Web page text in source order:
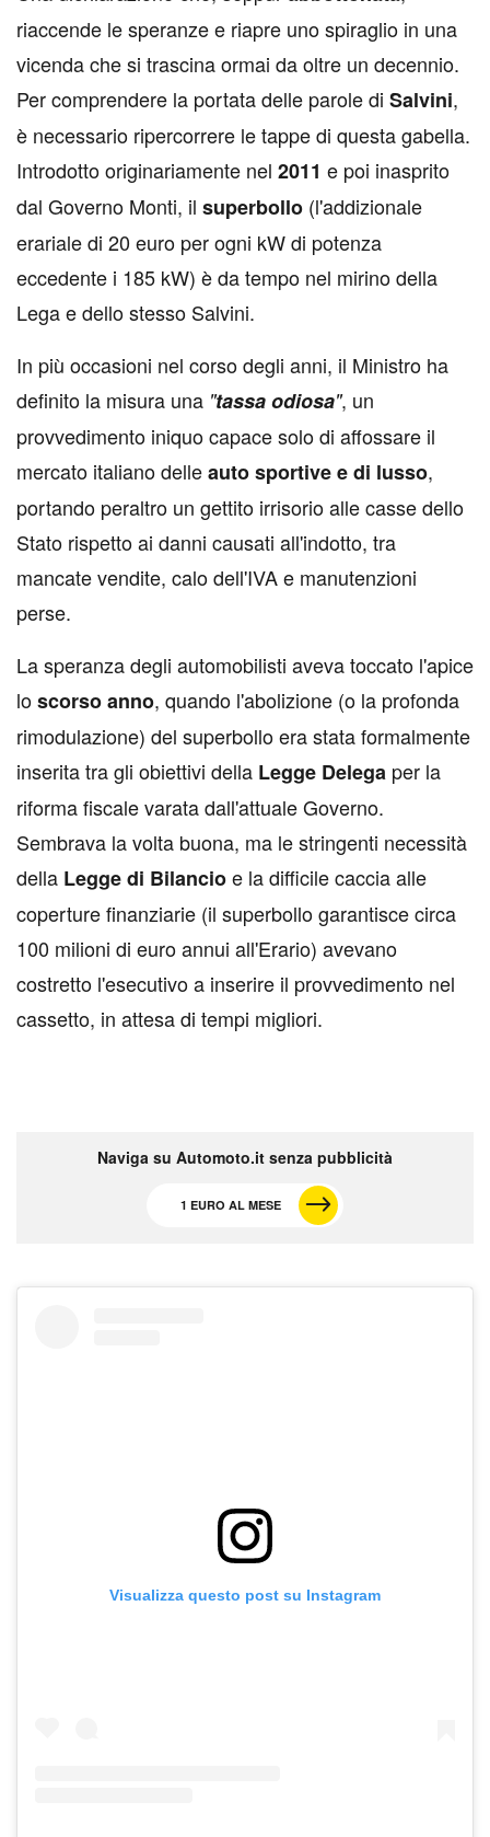
riaccende le speranze e riapre uno spiraglio in una
vicenda che si trascina ormai da oltre un decennio.
Per comprendere la portata delle parole di Salvini,
è necessario ripercorrere le tappe di questa gabella.
Introdotto originariamente nel 2011 e poi inasprito
dal Governo Monti, il superbollo (l'addizionale
erariale di 20 euro per ogni kW di potenza
eccedente i 185 kW) è da tempo nel mirino della
Lega e dello stesso Salvini.
In più occasioni nel corso degli anni, il Ministro ha
definito la misura una "tassaodiosa", un
provvedimento iniquo capace solo di affossare il
mercato italiano delleauto sportive e di lusso,
portando peraltro un gettito irrisorio alle casse dello
Stato rispetto ai danni causati all'indotto, tra
mancate vendite, calo dell'IVA e manutenzioni
perse.
La speranza degli automobilisti aveva toccato l'apice
loscorsoanno, quando l'abolizione (o la profonda
rimodulazione) del superbollo era stata formalmente
inserita tra gli obiettivi della Legge Delega per la
riforma fiscale varata dall'attuale Governo.
Sembrava la volta buona, ma le stringenti necessità
della Legge di Bilancioe la difficile caccia alle
coperture finanziarie (il superbollo garantisce circa
100 milioni di euro annui all'Erario) avevano
costretto l'esecutivo a inserire il provvedimento nel
cassetto, in attesa di tempi migliori.
Naviga su Automoto.it senza pubblicità
1 EURO AL MESE
Visualizza questo post su Instagram